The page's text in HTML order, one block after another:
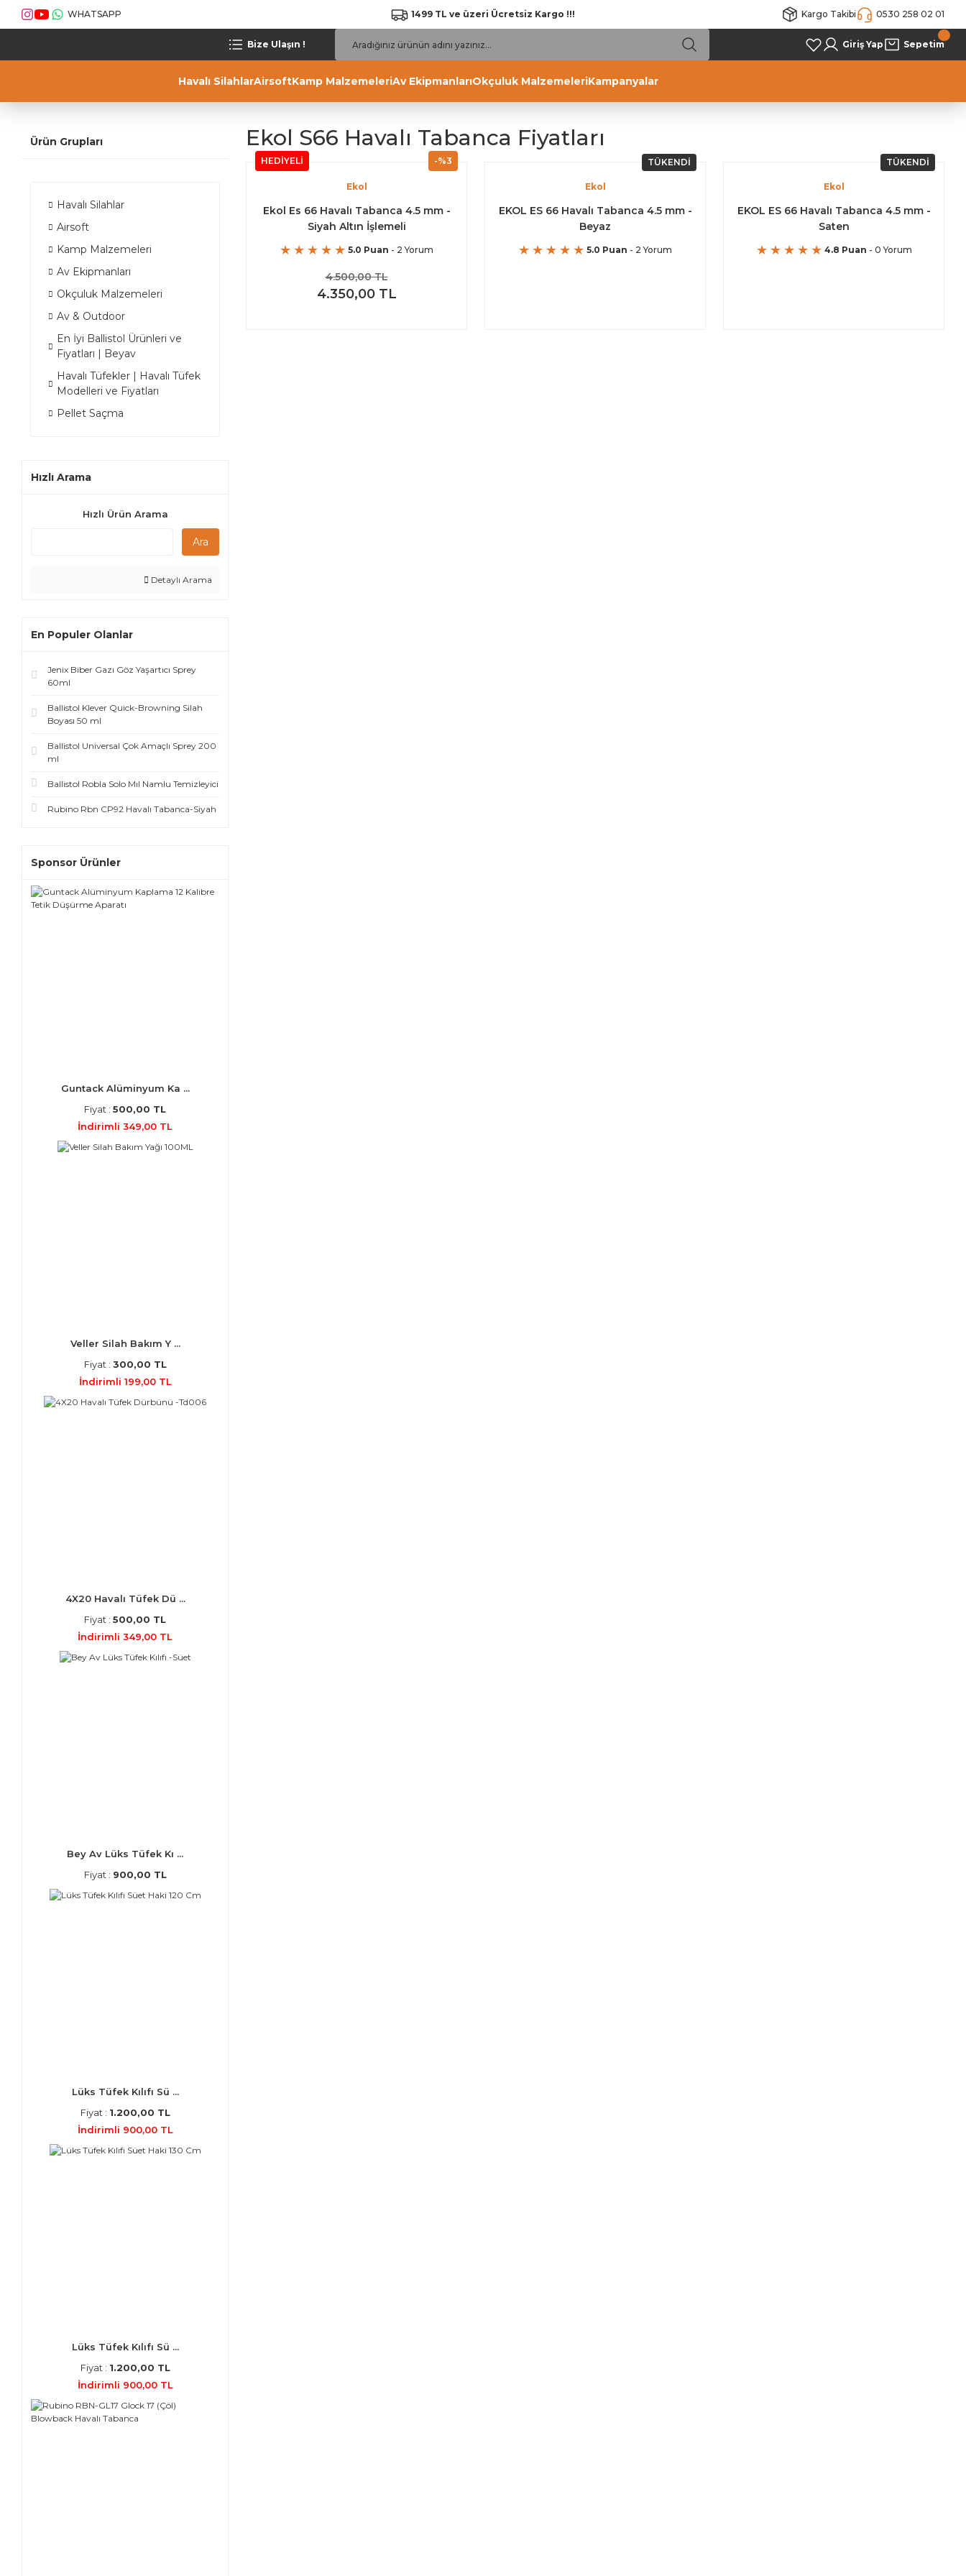
WHATSAPP 1499 TL ve üzeri Ücretsiz Kargo !!! Kargo Takibi 0530 258 02 01
Bize Ulaşın ! Giriş Yap Sepetim
Havalı SilahlarAirsoftKamp MalzemeleriAv EkipmanlarıOkçuluk MalzemeleriKampanyalar
Ürün Grupları
Havalı Silahlar
Airsoft
Kamp Malzemeleri
Av Ekipmanları
Okçuluk Malzemeleri
Av & Outdoor
En İyi Ballistol Ürünleri ve
Fiyatları | Beyav
Havalı Tüfekler | Havalı Tüfek
Modelleri ve Fiyatları
Pellet Saçma
Hızlı Arama
Hızlı Ürün Arama
Ara
Detaylı Arama
En Populer Olanlar
Jenix Biber Gazı Göz Yaşartıcı Sprey
60ml
Ballistol Klever Quick-Browning Silah
Boyası 50 ml
Ballistol Universal Çok Amaçlı Sprey 200
ml
Ballistol Robla Solo Mıl Namlu Temizleyici
Rubino Rbn CP92 Havalı Tabanca-Siyah
Sponsor Ürünler
Guntack Alüminyum Ka ...
Fiyat : 500,00 TL
İndirimli 349,00 TL
Veller Silah Bakım Y ...
Fiyat : 300,00 TL
İndirimli 199,00 TL
4X20 Havalı Tüfek Dü ...
Fiyat : 500,00 TL
İndirimli 349,00 TL
Bey Av Lüks Tüfek Kı ...
Fiyat : 900,00 TL
Lüks Tüfek Kılıfı Sü ...
Fiyat : 1.200,00 TL
İndirimli 900,00 TL
Lüks Tüfek Kılıfı Sü ...
Fiyat : 1.200,00 TL
İndirimli 900,00 TL
Ekol S66 Havalı Tabanca Fiyatları
-%3
HEDİYELİ
Ekol
Ekol Es 66 Havalı Tabanca 4.5 mm -
Siyah Altın İşlemeli
5.0 Puan - 2 Yorum
4.500,00 TL
4.350,00 TL
TÜKENDİ
Ekol
EKOL ES 66 Havalı Tabanca 4.5 mm -
Beyaz
5.0 Puan - 2 Yorum
TÜKENDİ
Ekol
EKOL ES 66 Havalı Tabanca 4.5 mm -
Saten
4.8 Puan - 0 Yorum